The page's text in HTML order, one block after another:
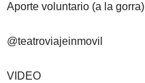
Aporte voluntario (a la gorra)
@teatroviajeinmovil
VIDEO